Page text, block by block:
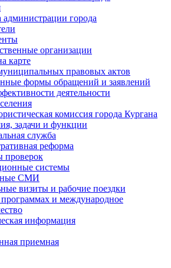
администрации города
организации
карте
правовых актов
формы обращений и заявлений
деятельности
комиссия города Кургана
задачи и функции
служба
реформа
проверок
системы
СМИ
визиты и рабочие поездки
и международное
информация
приемная